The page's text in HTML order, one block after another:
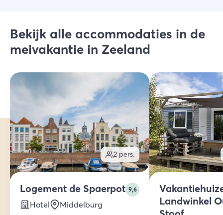
Bekijk alle accommodaties in de
meivakantie in Zeeland
2 pers.
Logement de Spaerpot 9,6
Hotel
Middelburg
Landwinkel